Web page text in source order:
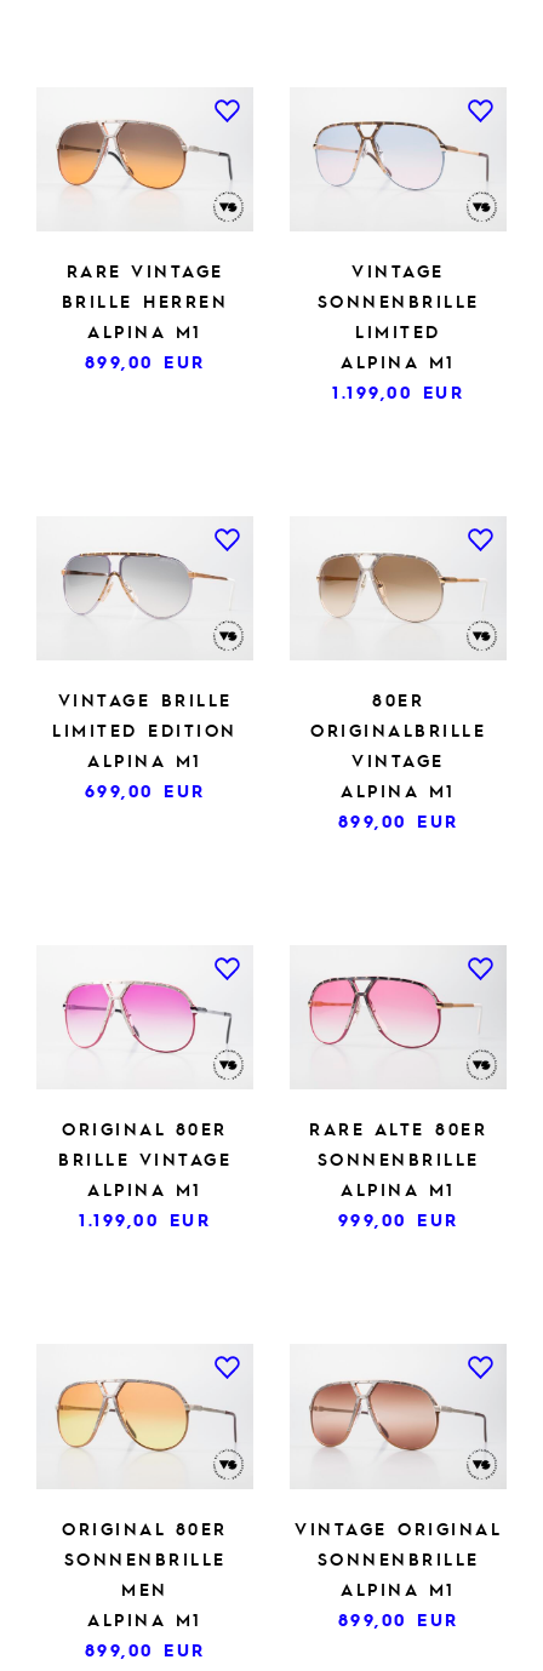
RARE VINTAGE
BRILLE HERREN
ALPINA M1
899,00 EUR
VINTAGE
SONNENBRILLE
LIMITED
ALPINA M1
1.199,00 EUR
VINTAGE BRILLE
LIMITED EDITION
ALPINA M1
699,00 EUR
80ER
ORIGINALBRILLE
VINTAGE
ALPINA M1
899,00 EUR
ORIGINAL 80ER
BRILLE VINTAGE
ALPINA M1
1.199,00 EUR
RARE ALTE 80ER
SONNENBRILLE
ALPINA M1
999,00 EUR
ORIGINAL 80ER
SONNENBRILLE
MEN
ALPINA M1
899,00 EUR
VINTAGE ORIGINAL
SONNENBRILLE
ALPINA M1
899,00 EUR